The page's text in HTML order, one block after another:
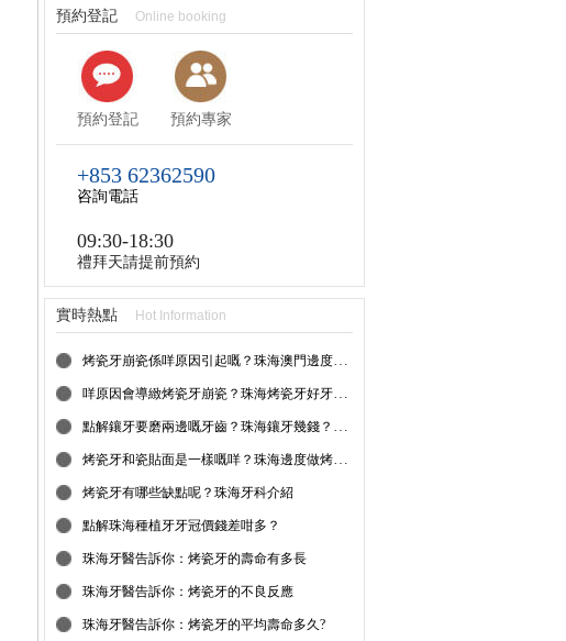
預約登記 Online booking
預約登記 預約專家
+853 62362590
咨詢電話
09:30-18:30
禮拜天請提前預約
實時熱點 Hot Information
烤瓷牙崩瓷係咩原因引起嘅？珠海澳門邊度做瓷牙套好？
咩原因會導緻烤瓷牙崩瓷？珠海烤瓷牙好牙科推介
點解鑲牙要磨兩邊嘅牙齒？珠海鑲牙幾錢？全瓷牙烤瓷牙價錢收費！
烤瓷牙和瓷貼面是一樣嘅咩？珠海邊度做烤瓷牙好啲？
烤瓷牙有哪些缺點呢？珠海牙科介紹
點解珠海種植牙牙冠價錢差咁多？
珠海牙醫告訴你：烤瓷牙的壽命有多長
珠海牙醫告訴你：烤瓷牙的不良反應
珠海牙醫告訴你：烤瓷牙的平均壽命多久?